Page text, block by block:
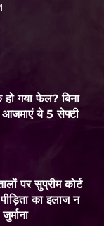
गया फेल? बिना
आजमाएं ये 5 सेफ्टी
पर सुप्रीम कोर्ट
का इलाज न